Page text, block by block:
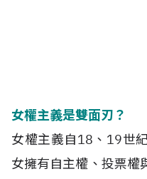
女權主義是雙面刃？
女權主義自18、19世
女擁有自主權、投票權